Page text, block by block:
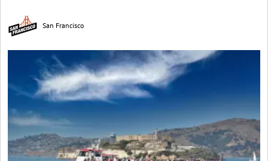
San Francisco